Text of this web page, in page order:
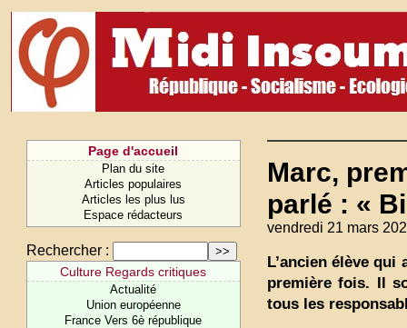
Page d'accueil
Plan du site
Articles populaires
Articles les plus lus
Espace rédacteurs
Rechercher :
Culture Regards critiques
Actualité
Union européenne
France Vers 6è république
Marc,
parlé : «
vendredi 21 mars
L’ancien élève qui
première fois. Il
tous les